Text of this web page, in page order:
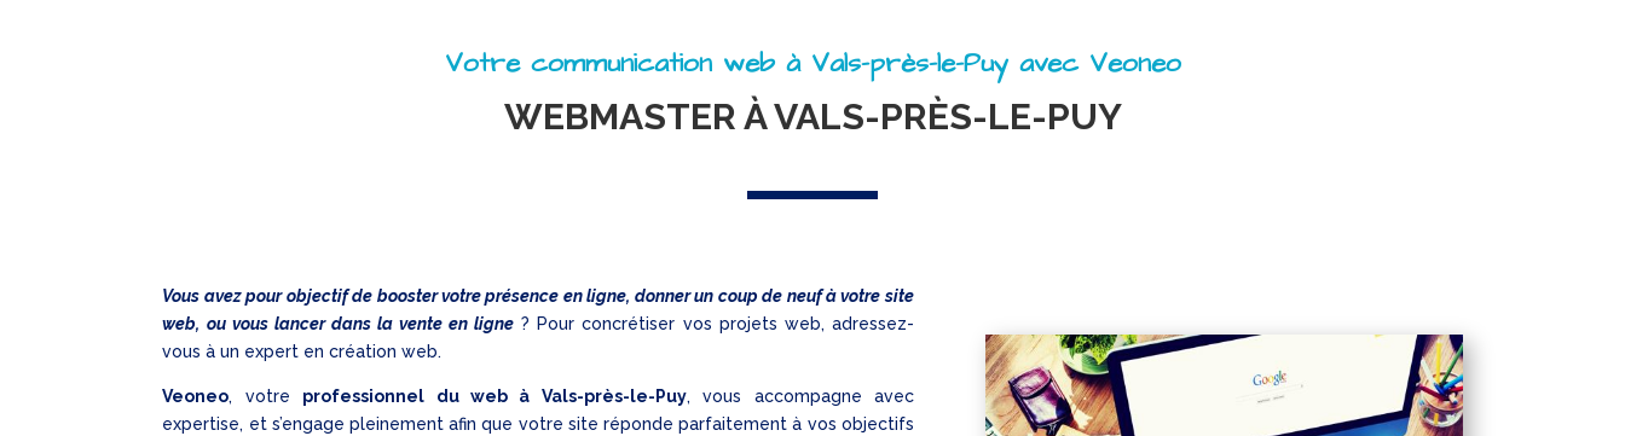
Votre communication web à Vals-près-le-Puy avec Veoneo
WEBMASTER À VALS-PRÈS-LE-PUY
Vous avez pour objectif de booster votre présence en ligne, donner un coup de neuf à votre site
web, ou vous lancer dans la vente en ligne ? Pour concrétiser vos projets web, adressez-
vous à un expert en création web.
Veoneo, votre professionnel du web à Vals-près-le-Puy, vous accompagne avec
expertise, et s’engage pleinement afin que votre site réponde parfaitement à vos objectifs